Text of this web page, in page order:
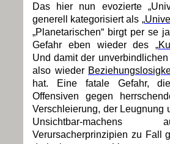
Das hier nun evozierte
generell kategorisiert als „
„Planetarischen“ birgt per se
Gefahr eben wieder des „
Und damit der
also wieder
hat. Eine fatale Gefahr,
Offensiven gegen
Verschleierung, der Leugnung
Unsichtbar-
Verursacherprinzipien zu Fall